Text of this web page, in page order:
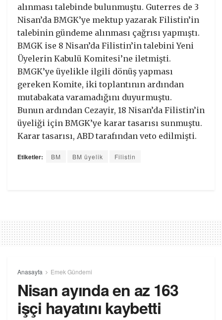
alınması talebinde bulunmuştu. Guterres de 3
Nisan’da BMGK’ye mektup yazarak Filistin’in
talebinin gündeme alınması çağrısı yapmıştı.
BMGK ise 8 Nisan’da Filistin’in talebini Yeni
Üyelerin Kabulü Komitesi’ne iletmişti.
BMGK’ye üyelikle ilgili dönüş yapması
gereken Komite, iki toplantının ardından
mutabakata varamadığını duyurmuştu.
Bunun ardından Cezayir, 18 Nisan’da Filistin’in
üyeliği için BMGK’ye karar tasarısı sunmuştu.
Karar tasarısı, ABD tarafından veto edilmişti.
Etiketler: BM BM üyelik Filistin
Anasayfa Emek Gündemi
Nisan ayında en az 163
işçi hayatını kaybetti